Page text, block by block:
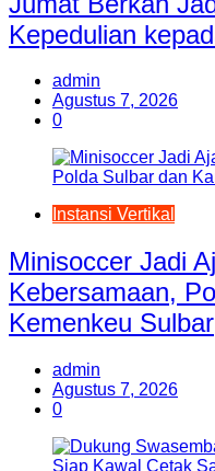
Kepedulian
admin
Agustus 7, 2026
0
Instansi Vertikal
Minisoccer Jadi
Kebersamaan,
Kemenkeu Sulbar
admin
Agustus 7, 2026
0